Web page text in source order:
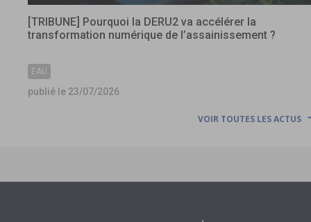
[TRIBUNE] Pourquoi la DERU2 va accélérer la
transformation numérique de l’assainissement ?
EAU
publié le 23/07/2026
VOIR TOUTES LES ACTUS